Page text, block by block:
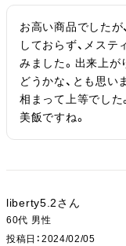
お高い商品でしたが
しておらず、メステ
みました。出来上が
どうかな、とも思い
相まって上等でした
美飯ですね。
liberty5.2
60代 男性
投稿日
2024/02/05